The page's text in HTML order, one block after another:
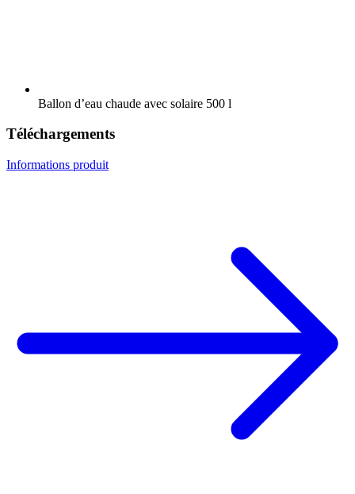
Ballon d’eau chaude avec solaire 500 l
Téléchargements
Informations produit